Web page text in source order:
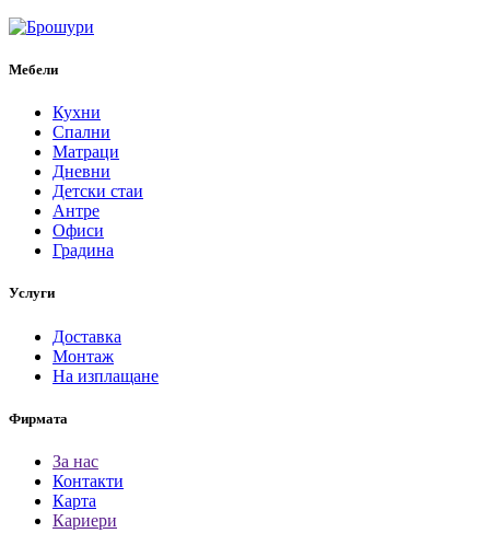
Мебели
Кухни
Спални
Матраци
Дневни
Детски стаи
Антре
Офиси
Градина
Услуги
Доставка
Монтаж
На изплащане
Фирмата
За нас
Контакти
Карта
Кариери